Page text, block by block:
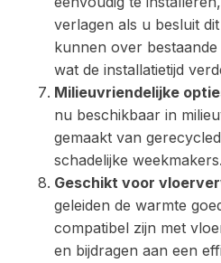
verlagen als u besluit
kunnen over
wat de installatietijd
Milieuvriendelijke
nu beschikbaar in
gemaakt van
schadelijke weekmakers.
Geschikt voor
geleiden de warmte
compatibel zijn met
en bijdragen aan een